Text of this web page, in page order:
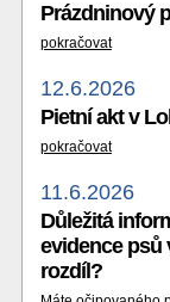
Prázdninový
pokračovat
12.6.2026
Pietní akt v
pokračovat
11.6.2026
Důležitá
evidence psů
rozdíl?